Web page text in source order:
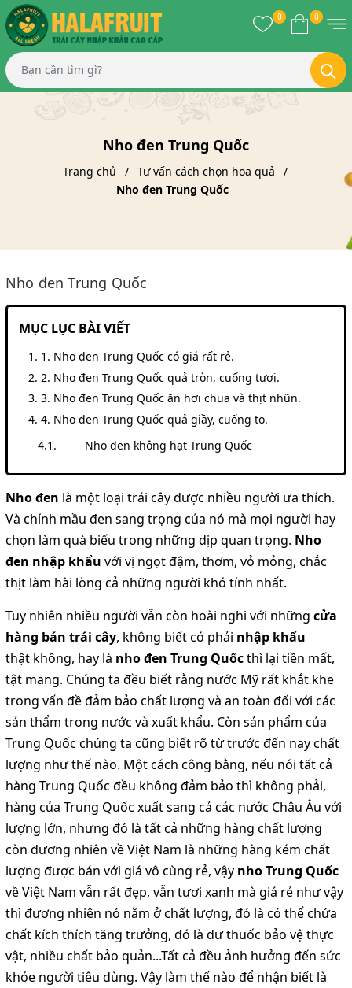
0 0
Nho đen Trung Quốc
Trang chủ
Tư vấn cách chọn hoa quả
Nho đen Trung Quốc
Nho đen Trung Quốc
MỤC LỤC BÀI VIẾT
1. Nho đen Trung Quốc có giá rất rẻ.
2. Nho đen Trung Quốc quả tròn, cuống tươi.
3. Nho đen Trung Quốc ăn hơi chua và thịt nhũn.
4. Nho đen Trung Quốc quả giầy, cuống to.
Nho đen không hạt Trung Quốc
Nho đen là một loại trái cây được nhiều người ưa thích.
Và chính mầu đen sang trọng của nó mà mọi người hay
chọn làm quà biếu trong những dịp quan trọng. Nho
đen nhập khẩu với vị ngọt đậm, thơm, vỏ mỏng, chắc
thịt làm hài lòng cả những người khó tính nhất.
Tuy nhiên nhiều người vẫn còn hoài nghi với những cửa
hàng bán trái cây, không biết có phải nhập khẩu
thật không, hay là nho đen Trung Quốcthì lại tiền mất,
tật mang. Chúng ta đều biết rằng nước Mỹ rất khắt khe
trong vấn đề đảm bảo chất lượng và an toàn đối với các
sản thẩm trong nước và xuất khẩu. Còn sản phẩm của
Trung Quốc chúng ta cũng biết rõ từ trước đến nay chất
lượng như thế nào. Một cách công bằng, nếu nói tất cả
hàng Trung Quốc đều không đảm bảo thì không phải,
hàng của Trung Quốc xuất sang cả các nước Châu Âu với
lượng lớn, nhưng đó là tất cả những hàng chất lượng
còn đương nhiên về Việt Nam là những hàng kém chất
lượng được bán với giá vô cùng rẻ, vậy nho Trung Quốc
về Việt Nam vẫn rất đẹp, vẫn tươi xanh mà giá rẻ như vậy
thì đương nhiên nó nằm ở chất lượng, đó là có thể chứa
chất kích thích tăng trưởng, đó là dư thuốc bảo vệ thực
vật, nhiều chất bảo quản...Tất cả đều ảnh hưởng đến sức
khỏe người tiêu dùng. Vậy làm thế nào để nhận biết là